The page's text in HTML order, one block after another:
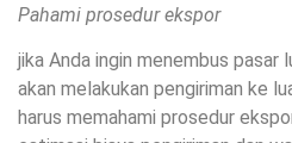
Pahami prosedur ekspor
jika Anda ingin menembus pasar
akan melakukan pengiriman ke
harus memahami prosedur